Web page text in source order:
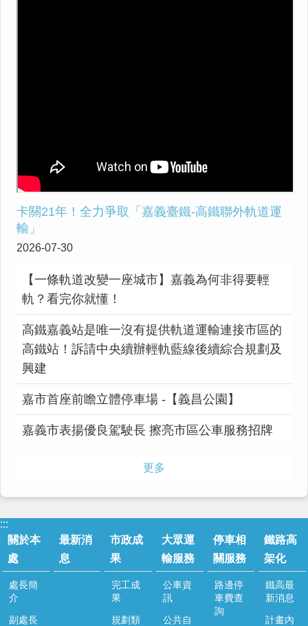
卡關21年！全力爭取「嘉義臺鐵-高鐵聯外軌道運
輸」
2026-07-30
【一條軌道改變一座城市】嘉義為何非得要輕
軌？看完你就懂！
高鐵嘉義站是唯一沒有提供軌道運輸連接市區的
高鐵站！訴請中央續辦輕軌藍線後續綜合規劃及
興建
嘉市首座前瞻立體停車場 -【義昌公園】
嘉義市表揚優良駕駛長 擦亮市區公車服務招牌
更多
:::
關於本
處
處長簡
介
副處長
最新消
息
市政成
果
完工成
果
規劃類
大眾運
輸服務
公車資
訊
公共自
停車相
關服務
路邊停
車費查
詢
鐵路高
架化
鐵高最
新消息
計畫內